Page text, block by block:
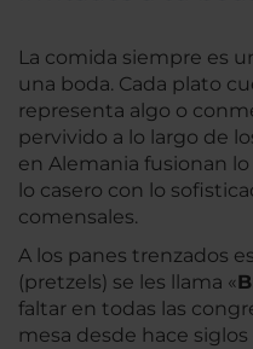
La comida siempre es
una boda. Cada plato
representa algo o
pervivido a lo largo de
en Alemania fusionan
lo casero con lo
comensales.
A los panes trenzados
(pretzels) se les llama «
faltar en todas las
mesa desde hace